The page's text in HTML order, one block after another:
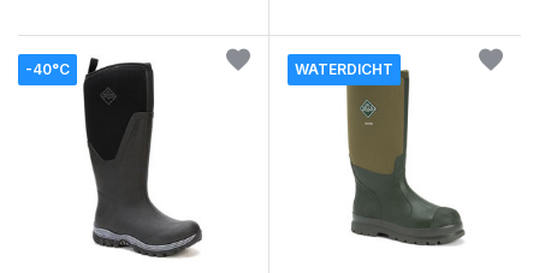
-40°C WATERDICHT